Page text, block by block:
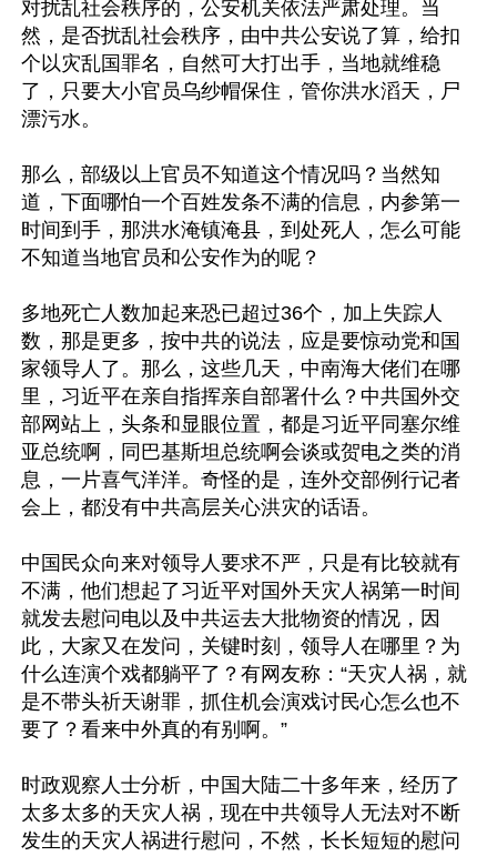
对扰乱社会秩序的，公安机关依法严肃处理。当
然，是否扰乱社会秩序，由中共公安说了算，给扣
个以灾乱国罪名，自然可大打出手，当地就维稳
了，只要大小官员乌纱帽保住，管你洪水滔天，尸
漂污水。
那么，部级以上官员不知道这个情况吗？当然知
道，下面哪怕一个百姓发条不满的信息，内参第一
时间到手，那洪水淹镇淹县，到处死人，怎么可能
不知道当地官员和公安作为的呢？
多地死亡人数加起来恐已超过36个，加上失踪人
数，那是更多，按中共的说法，应是要惊动党和国
家领导人了。那么，这些几天，中南海大佬们在哪
里，习近平在亲自指挥亲自部署什么？中共国外交
部网站上，头条和显眼位置，都是习近平同塞尔维
亚总统啊，同巴基斯坦总统啊会谈或贺电之类的消
息，一片喜气洋洋。奇怪的是，连外交部例行记者
会上，都没有中共高层关心洪灾的话语。
中国民众向来对领导人要求不严，只是有比较就有
不满，他们想起了习近平对国外天灾人祸第一时间
就发去慰问电以及中共运去大批物资的情况，因
此，大家又在发问，关键时刻，领导人在哪里？为
什么连演个戏都躺平了？有网友称：“天灾人祸，就
是不带头祈天谢罪，抓住机会演戏讨民心怎么也不
要了？看来中外真的有别啊。”
时政观察人士分析，中国大陆二十多年来，经历了
太多太多的天灾人祸，现在中共领导人无法对不断
发生的天灾人祸进行慰问，不然，长长短短的慰问